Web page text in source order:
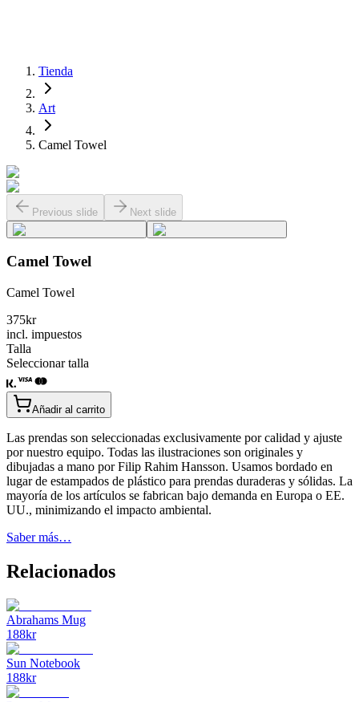
Tienda
Art
Camel Towel
Previous slide Next slide
Camel Towel
Camel Towel
375kr
incl. impuestos
Talla
Seleccionar talla
Añadir al carrito
Las prendas son seleccionadas exclusivamente por calidad y ajuste
por nuestro equipo. Todas las ilustraciones son originales y
dibujadas a mano por Filip Rahim Hansson. Usamos bordado en
lugar de estampados de plástico para prendas duraderas y sólidas. La
mayoría de los artículos se fabrican bajo demanda en Europa o EE.
UU., minimizando el impacto ambiental.
Saber más…
Relacionados
Abrahams Mug
188kr
Sun Notebook
188kr